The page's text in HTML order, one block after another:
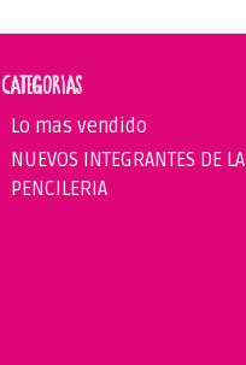
CATEGORIAS
Lo mas vendido
NUEVOS INTEGRANTES DE LA
PENCILERIA